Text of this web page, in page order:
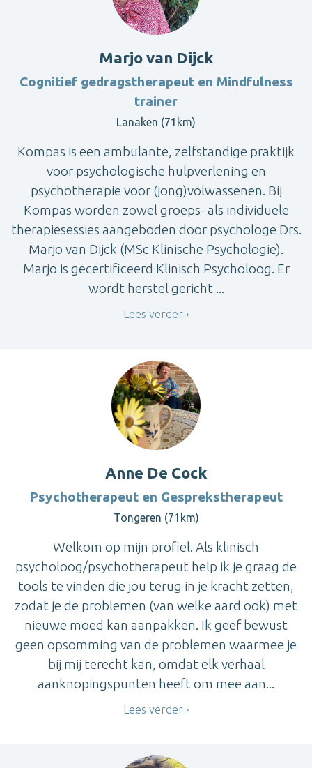
Marjo van Dijck
Cognitief gedragstherapeut en Mindfulness
trainer
Lanaken (71km)
Kompas is een ambulante, zelfstandige praktijk
voor psychologische hulpverlening en
psychotherapie voor (jong)volwassenen. Bij
Kompas worden zowel groeps- als individuele
therapiesessies aangeboden door psychologe Drs.
Marjo van Dijck (MSc Klinische Psychologie).
Marjo is gecertificeerd Klinisch Psycholoog. Er
wordt herstel gericht ...
Lees verder
Anne De Cock
Psychotherapeut en Gesprekstherapeut
Tongeren (71km)
Welkom op mijn profiel. Als klinisch
psycholoog/psychotherapeut help ik je graag de
tools te vinden die jou terug in je kracht zetten,
zodat je de problemen (van welke aard ook) met
nieuwe moed kan aanpakken. Ik geef bewust
geen opsomming van de problemen waarmee je
bij mij terecht kan, omdat elk verhaal
aanknopingspunten heeft om mee aan...
Lees verder